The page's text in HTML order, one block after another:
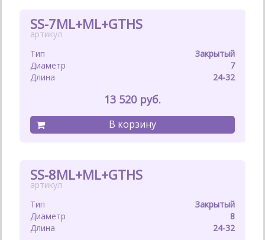
Закрытый
7
24-32
SS-7ML+ML+GTHS
13 520
Закрытый
8
24-32
SS-8ML+ML+GTHS